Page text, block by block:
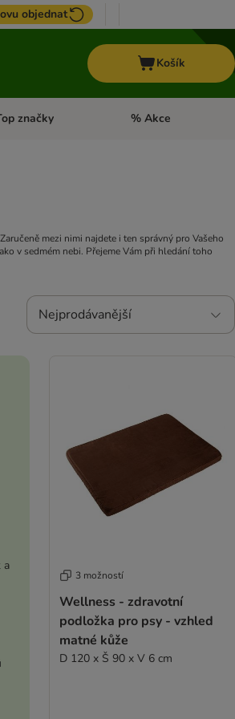
objednat
Košík
menu: + VET Dieta
značky Otevřít menu: Top
% Akce
mezi nimi najdete i ten správný pro Vašeho
v sedmém nebi. Přejeme Vám při hledání toho
Nejprodávanější
a
3 možností
Wellness - zdravotní
podložka pro psy - vzhled
matné kůže
D 120 x Š 90 x V 6 cm